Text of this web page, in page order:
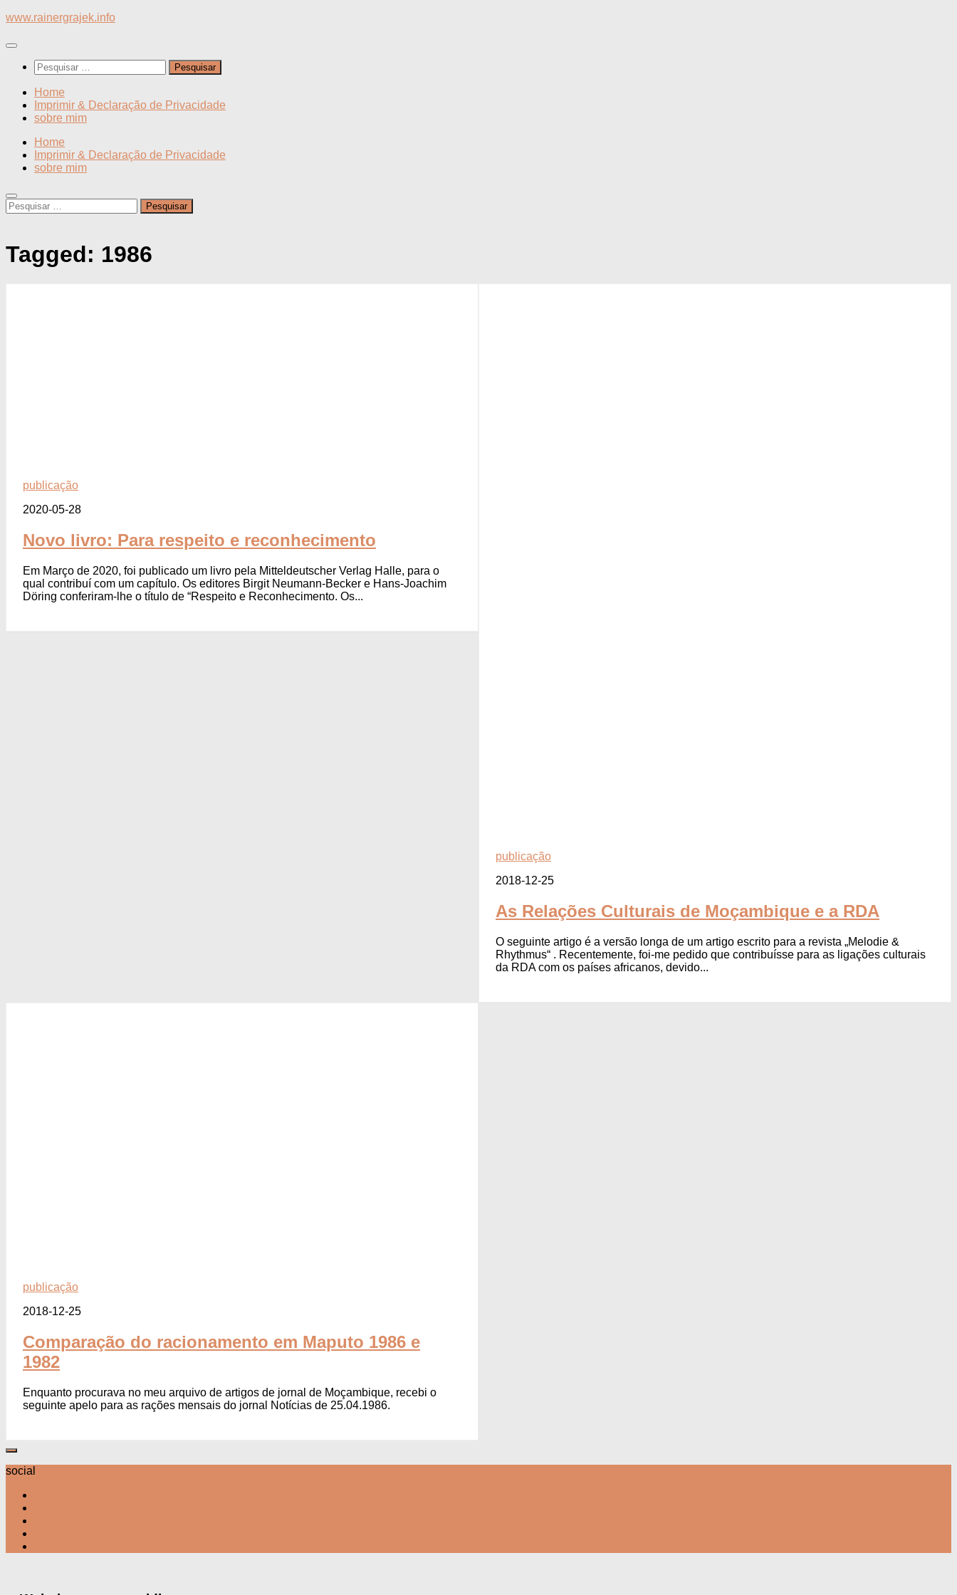
Skip
content
www.rainergrajek.info
Pesquisar
por:
Home
Imprimir & Declaração de Privacidade
sobre mim
Home
Imprimir & Declaração de Privacidade
sobre mim
Pesquisar
por:
Tagged: 1986
publicação
2020-05-28
Novo livro: Para respeito e reconhecimento
Em Março de 2020, foi publicado um livro pela Mitteldeutscher Verlag Halle, para o
qual contribuí com um capítulo. Os editores Birgit Neumann-Becker e Hans-Joachim
Döring conferiram-lhe o título de “Respeito e Reconhecimento. Os...
publicação
2018-12-25
As Relações Culturais de Moçambique e a RDA
O seguinte artigo é a versão longa de um artigo escrito para a revista „Melodie &
Rhythmus“ . Recentemente, foi-me pedido que contribuísse para as ligações culturais
da RDA com os países africanos, devido...
publicação
2018-12-25
Comparação do racionamento em Maputo 1986 e
1982
Enquanto procurava no meu arquivo de artigos de jornal de Moçambique, recebi o
seguinte apelo para as rações mensais do jornal Notícias de 25.04.1986.
social